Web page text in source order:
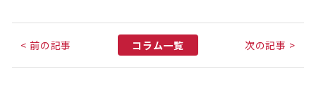
< 前の記事 コラム一覧 次の記事 >